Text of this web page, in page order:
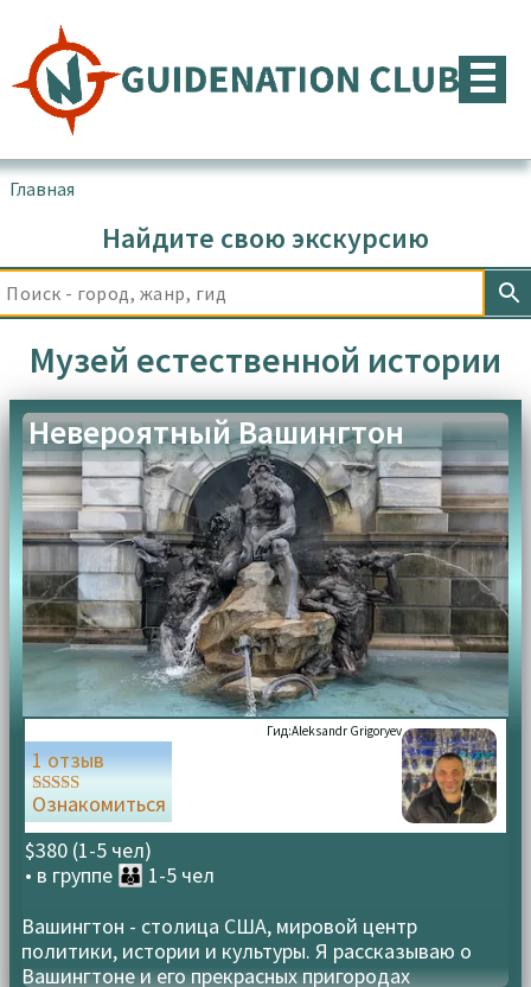
содержимому
Главная
Найдите свою экскурсию
Музей естественной истории
Невероятный Вашингтон
Гид:Aleksandr Grigoryev
$380 (1-5 чел)
• в группе 👪 1-5 чел
1 отзыв
Оценка
5.00
из 5
Ознакомиться
Вашингтон - столица США, мировой центр
политики, истории и культуры. Я рассказываю о
Вашингтоне и его прекрасных пригородах